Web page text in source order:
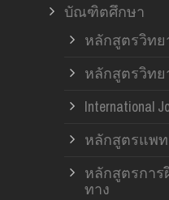
บัณฑิตศึกษา
หลักสูตรวิท
หลักสูตรวิท
International
หลักสูตรแพ
หลักสูตรการ
ทาง